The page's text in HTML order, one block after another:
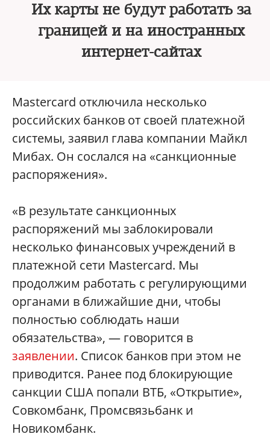
Их карты не будут работать за
границей и на иностранных
интернет-сайтах
Mastercard отключила несколько
российских банков от своей платежной
системы, заявил глава компании Майкл
Мибах. Он сослался на «санкционные
распоряжения».
«В результате санкционных
распоряжений мы заблокировали
несколько финансовых учреждений в
платежной сети Mastercard. Мы
продолжим работать с регулирующими
органами в ближайшие дни, чтобы
полностью соблюдать наши
обязательства», — говорится в
заявлении. Список банков при этом не
приводится. Ранее под блокирующие
санкции США попали ВТБ, «Открытие»,
Совкомбанк, Промсвязьбанк и
Новикомбанк.